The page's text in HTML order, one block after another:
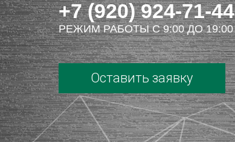
+7 (920) 924-71-44
РЕЖИМ РАБОТЫ С 9:00 ДО 19:00
Оставить заявку